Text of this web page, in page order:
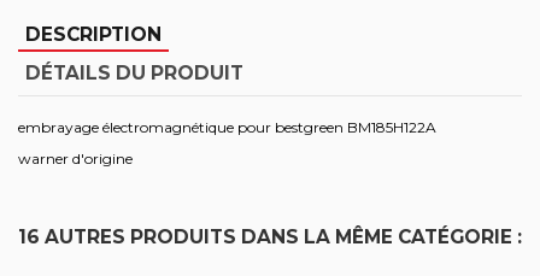
DESCRIPTION
DÉTAILS DU PRODUIT
embrayage électromagnétique pour bestgreen BM185H122A
warner d'origine
16 AUTRES PRODUITS DANS LA MÊME CATÉGORIE :